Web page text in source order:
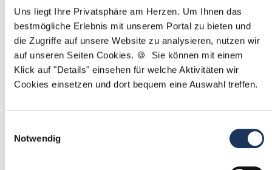
Uns liegt Ihre Privatsphäre am Herzen. Um Ihnen das
bestmögliche Erlebnis mit unserem Portal zu bieten und
die Zugriffe auf unsere Website zu analysieren, nutzen wir
auf unseren Seiten Cookies. 🍪 Sie können mit einem
Klick auf "Details" einsehen für welche Aktivitäten wir
Cookies einsetzen und dort bequem eine Auswahl treffen.
Notwendig
Sie haben dieses Formular schonmal abgesendet?Dann
müssen Sie das Formular nicht erneut abschicken,
sondern nurhierIhre Angaben für die Stellensuche
anpassen.
Mit markierte Felder sind Pflichtfelder